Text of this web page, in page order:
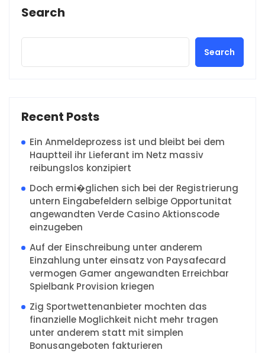
Search
Search
Recent Posts
Ein Anmeldeprozess ist und bleibt bei dem
Hauptteil ihr Lieferant im Netz massiv
reibungslos konzipiert
Doch ermi�glichen sich bei der Registrierung
untern Eingabefeldern selbige Opportunitat
angewandten Verde Casino Aktionscode
einzugeben
Auf der Einschreibung unter anderem
Einzahlung unter einsatz von Paysafecard
vermogen Gamer angewandten Erreichbar
Spielbank Provision kriegen
Zig Sportwettenanbieter mochten das
finanzielle Moglichkeit nicht mehr tragen
unter anderem statt mit simplen
Bonusangeboten fakturieren